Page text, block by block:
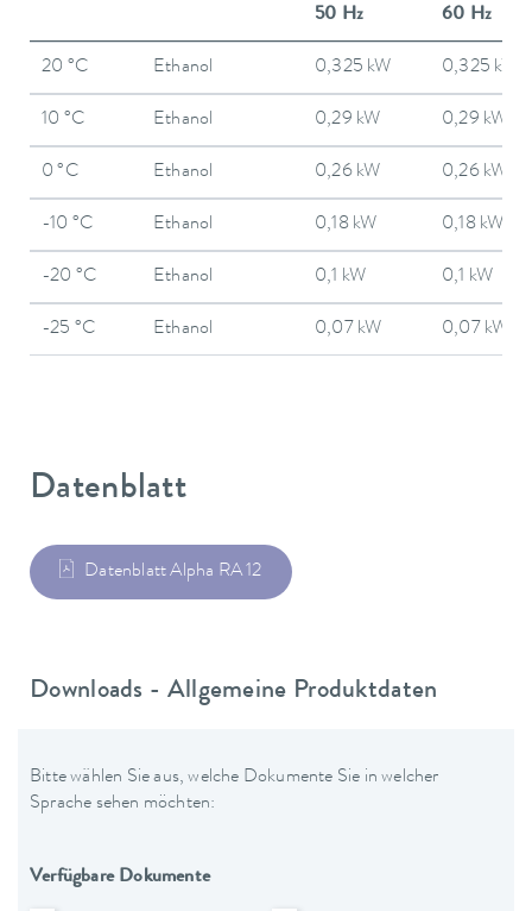
50 Hz
60 Hz
20 °C Ethanol 0,325 kW 0,325 kW
10 °C Ethanol 0,29 kW 0,29 kW
0 °C Ethanol 0,26 kW 0,26 kW
-10 °C Ethanol 0,18 kW 0,18 kW
-20 °C Ethanol 0,1 kW 0,1 kW
-25 °C Ethanol 0,07 kW 0,07 kW
Datenblatt
Datenblatt Alpha RA 12
Downloads - Allgemeine Produktdaten
Bitte wählen Sie aus, welche Dokumente Sie in welcher
Sprache sehen möchten:
Verfügbare Dokumente